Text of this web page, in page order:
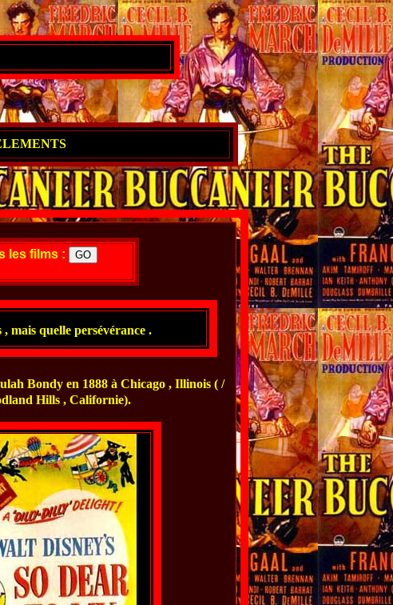
les films :
mais quelle persévérance .
Bondy en 1888 à Chicago , Illinois ( /
Hills , Californie).